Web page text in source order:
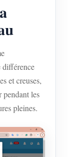
différence
et creuses,
pendant les
pleines.